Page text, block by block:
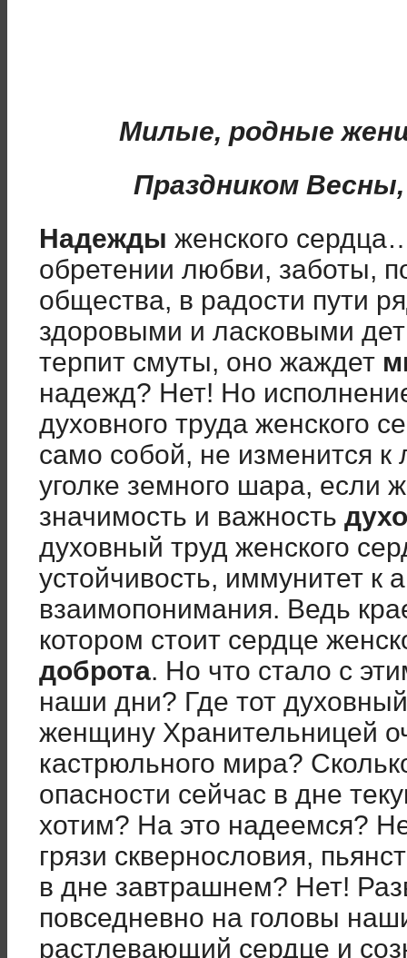
Милые, родные
Праздником
Надежды женского
обретении любви, заботы,
общества, в радости пути
здоровыми и ласковыми
терпит смуты, оно жаждет
надежд? Нет! Но
духовного труда женского
само собой, не изменится
уголке земного шара, если
значимость и важность
духовный труд женского
устойчивость, иммунитет к
взаимопонимания. Ведь
котором стоит сердце
доброта. Но что стало с
наши дни? Где тот
женщину Хранительницей
кастрюльного мира?
опасности сейчас в дне
хотим? На это надеемся?
грязи сквернословия,
в дне завтрашнем? Нет!
повседневно на головы
растлевающий сердце и